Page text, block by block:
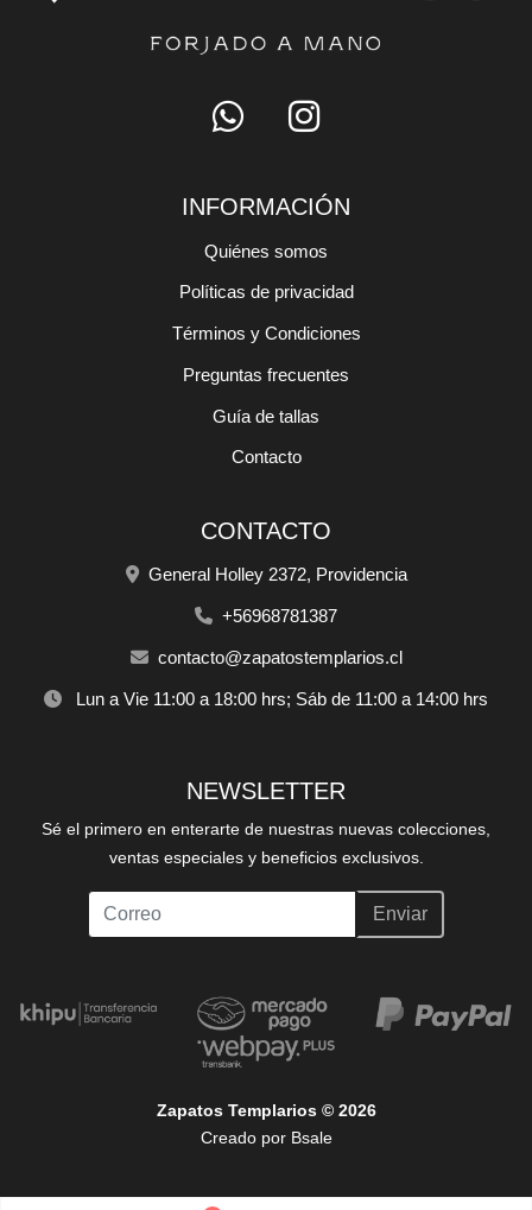
INFORMACIÓN
Quiénes somos
Políticas de privacidad
Términos y Condiciones
Preguntas frecuentes
Guía de tallas
Contacto
CONTACTO
General Holley 2372, Providencia
+56968781387
contacto@zapatostemplarios.cl
Lun a Vie 11:00 a 18:00 hrs; Sáb de 11:00 a 14:00 hrs
NEWSLETTER
Sé el primero en enterarte de nuestras nuevas colecciones,
ventas especiales y beneficios exclusivos.
Enviar
Zapatos Templarios © 2026
Creado por Bsale